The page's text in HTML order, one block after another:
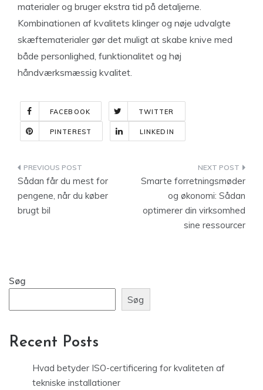
materialer og bruger ekstra tid på detaljerne.
Kombinationen af kvalitets klinger og nøje udvalgte
skæftematerialer gør det muligt at skabe knive med
både personlighed, funktionalitet og høj
håndværksmæssig kvalitet.
FACEBOOK TWITTER
PINTEREST LINKEDIN
Indlægsnavigation
Sådan får du mest for
pengene, når du køber
brugt bil
Smarte forretningsmøder
og økonomi: Sådan
optimerer din virksomhed
sine ressourcer
Søg
Søg
Recent Posts
Hvad betyder ISO-certificering for kvaliteten af
tekniske installationer